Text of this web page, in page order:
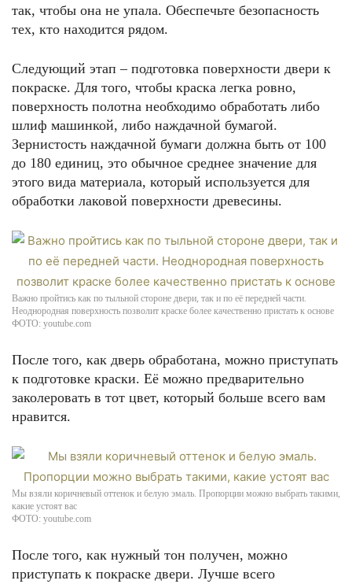
так, чтобы она не упала. Обеспечьте безопасность
тех, кто находится рядом.
Следующий этап – подготовка поверхности двери к
покраске. Для того, чтобы краска легка ровно,
поверхность полотна необходимо обработать либо
шлиф машинкой, либо наждачной бумагой.
Зернистость наждачной бумаги должна быть от 100
до 180 единиц, это обычное среднее значение для
этого вида материала, который используется для
обработки лаковой поверхности древесины.
Важно пройтись как по тыльной стороне двери, так и по её передней части.
Неоднородная поверхность позволит краске более качественно пристать к основе
ФОТО: youtube.com
После того, как дверь обработана, можно приступать
к подготовке краски. Её можно предварительно
заколеровать в тот цвет, который больше всего вам
нравится.
Мы взяли коричневый оттенок и белую эмаль. Пропорции можно выбрать такими,
какие устоят вас
ФОТО: youtube.com
После того, как нужный тон получен, можно
приступать к покраске двери. Лучше всего